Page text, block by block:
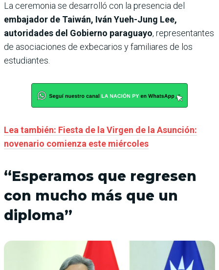
La ceremonia se desarrolló con la presencia del
embajador de Taiwán, Iván Yueh-Jung Lee,
autoridades del Gobierno paraguayo, representantes
de asociaciones de exbecarios y familiares de los
estudiantes.
Lea también: Fiesta de la Virgen de la Asunción:
novenario comienza este miércoles
“Esperamos que regresen
con mucho más que un
diploma”